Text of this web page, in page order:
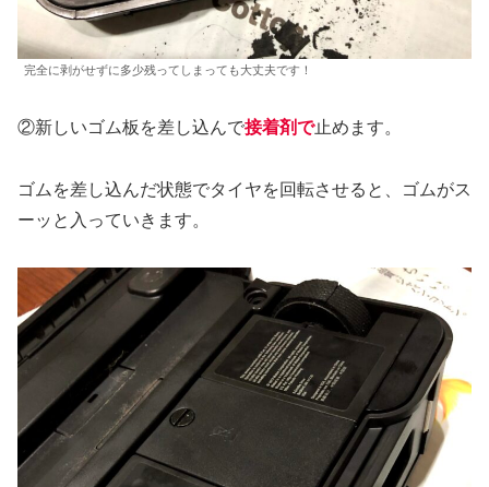
完全に剥がせずに多少残ってしまっても大丈夫です！
②新しいゴム板を差し込んで接着剤で止めます。
ゴムを差し込んだ状態でタイヤを回転させると、ゴムがス
ーッと入っていきます。